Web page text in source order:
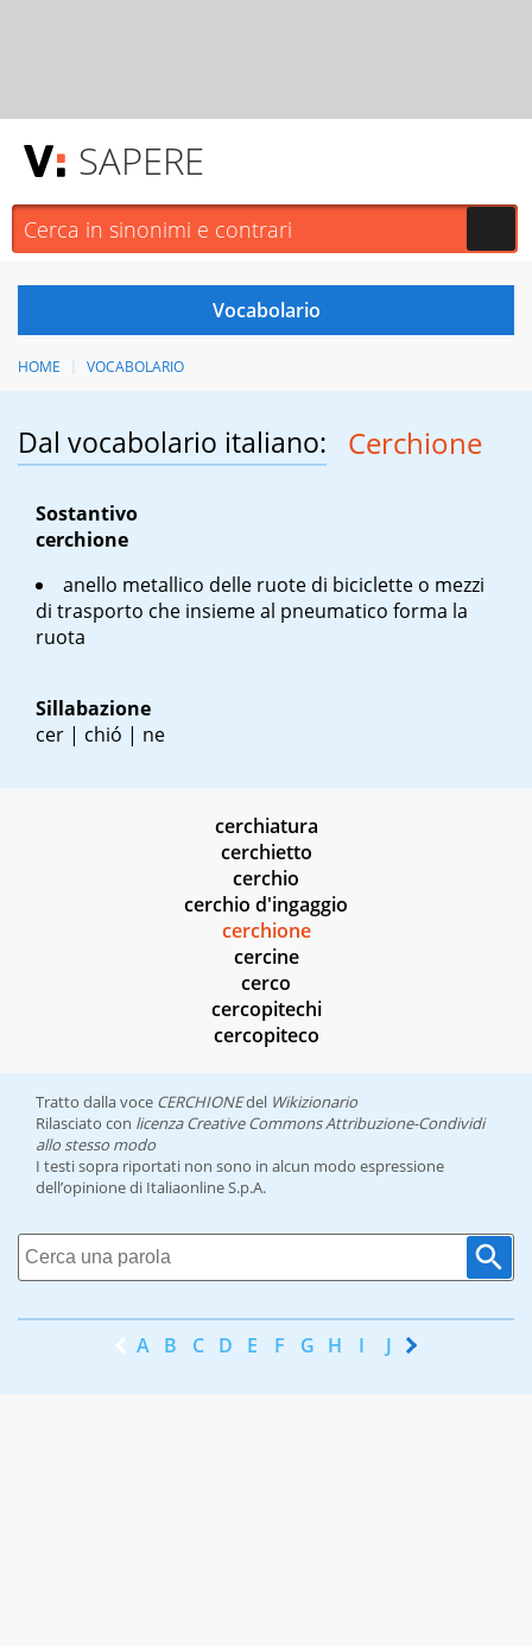
SAPERE
HOME VOCABOLARIO
Dal vocabolario italiano: Cerchione
Sostantivo
cerchione
anello metallico delle ruote di biciclette o mezzi
di trasporto che insieme al pneumatico forma la
ruota
Sillabazione
cer | chió | ne
cerchiatura
cerchietto
cerchio
cerchio d'ingaggio
cerchione
cercine
cerco
cercopitechi
cercopiteco
Tratto dalla voce CERCHIONEdel Wikizionario
Rilasciato con licenza Creative Commons Attribuzione-Condividi
allo stesso modo
I testi sopra riportati non sono in alcun modo espressione
dell’opinione di Italiaonline S.p.A.
A B C D E F G H I J K